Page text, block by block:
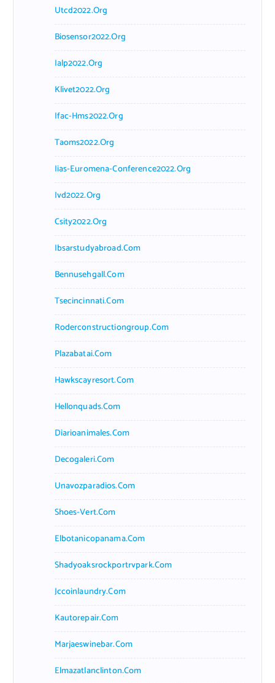
Utcd2022.org
Biosensor2022.org
Ialp2022.org
Klivet2022.org
Ifac-Hms2022.org
Taoms2022.org
Iias-Euromena-Conference2022.org
Ivd2022.org
Csity2022.org
Ibsarstudyabroad.com
Bennusehgall.com
Tsecincinnati.com
Roderconstructiongroup.com
Plazabatai.com
Hawkscayresort.com
Hellonquads.com
Diarioanimales.com
Decogaleri.com
Unavozparadios.com
Shoes-Vert.com
Elbotanicopanama.com
Shadyoaksrockportrvpark.com
Jccoinlaundry.com
Kautorepair.com
Marjaeswinebar.com
Elmazatlanclinton.com